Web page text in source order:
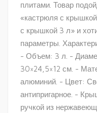
плитами. Товар
«кастрюля с
с крышкой 3 л» и
параметры.
- Объем: 3 л. -
30×24,5×12 см. -
алюминий. - Цвет:
антипригарное. -
ручкой из